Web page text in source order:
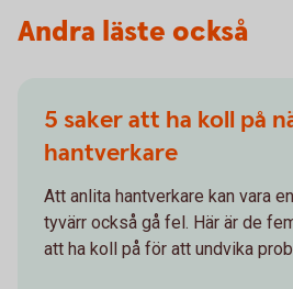
Andra läste också
5 saker att ha koll på
hantverkare
Att anlita hantverkare kan vara
tyvärr också gå fel. Här är de
att ha koll på för att undvika